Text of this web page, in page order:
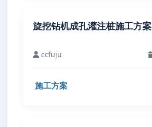
旋挖钻机成孔灌注桩施工方案
ccfuju
施工方案